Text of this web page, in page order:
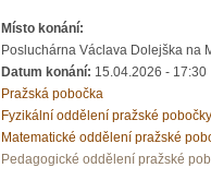
Místo konání:
Posluchárna Václava Dolejška na
Datum konání: 15.04.2026 - 17:30
Pražská pobočka
Fyzikální oddělení pražské pobočky
Matematické oddělení pražské
Pedagogické oddělení pražské